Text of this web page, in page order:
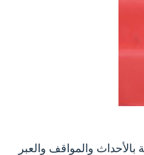
بالأحداث والمواقف والعبر